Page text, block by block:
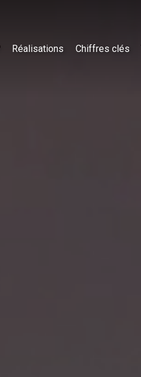
Réalisations Chiffres clés